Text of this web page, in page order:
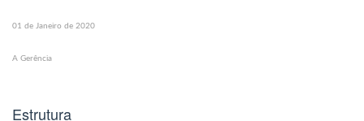
01 de Janeiro de 2020
A Gerência
Estrutura